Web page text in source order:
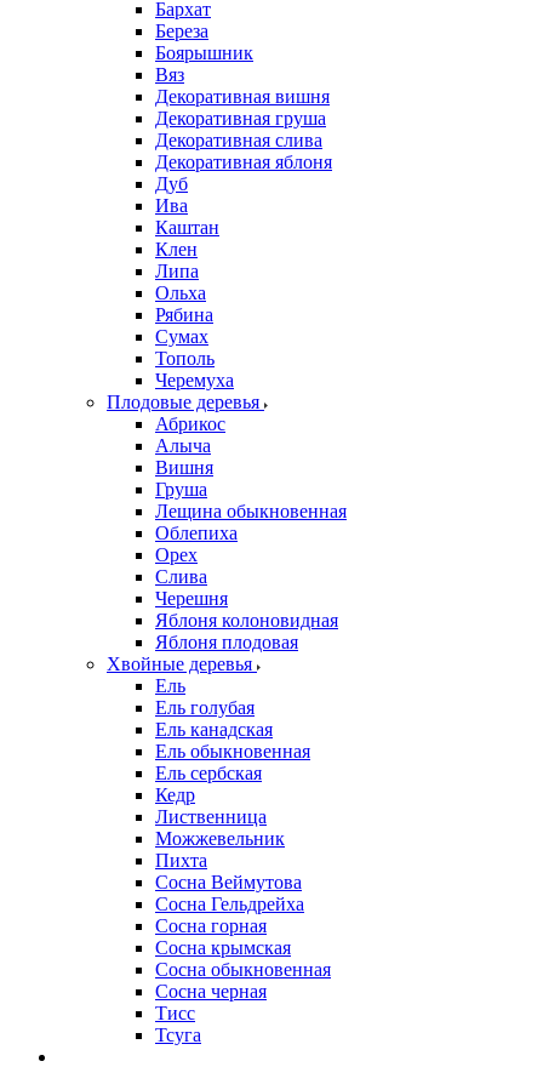
Бархат
Береза
Боярышник
Вяз
Декоративная вишня
Декоративная груша
Декоративная слива
Декоративная яблоня
Дуб
Ива
Каштан
Клен
Липа
Ольха
Рябина
Сумах
Тополь
Черемуха
Плодовые деревья
Абрикос
Алыча
Вишня
Груша
Лещина обыкновенная
Облепиха
Орех
Слива
Черешня
Яблоня колоновидная
Яблоня плодовая
Хвойные деревья
Ель
Ель голубая
Ель канадская
Ель обыкновенная
Ель сербская
Кедр
Лиственница
Можжевельник
Пихта
Сосна Веймутова
Сосна Гельдрейха
Сосна горная
Сосна крымская
Сосна обыкновенная
Сосна черная
Тисс
Тсуга